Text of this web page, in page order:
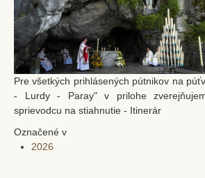
Škapuliar – farský infolist
Duchovný život
Sviatosti
Krst
Birmovanie
Eucharistia
Pre všetkých prihlásených pútnikov na
- Lurdy - Paray" v prilohe
sprievodcu na stiahnutie - Itinerár
Označené v
2026